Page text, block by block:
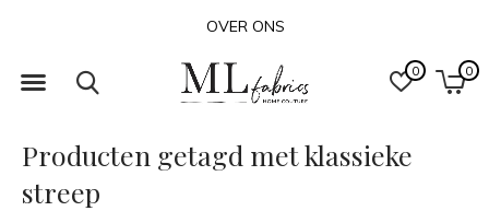
0 0
OVER ONS
Producten getagd met klassieke
streep